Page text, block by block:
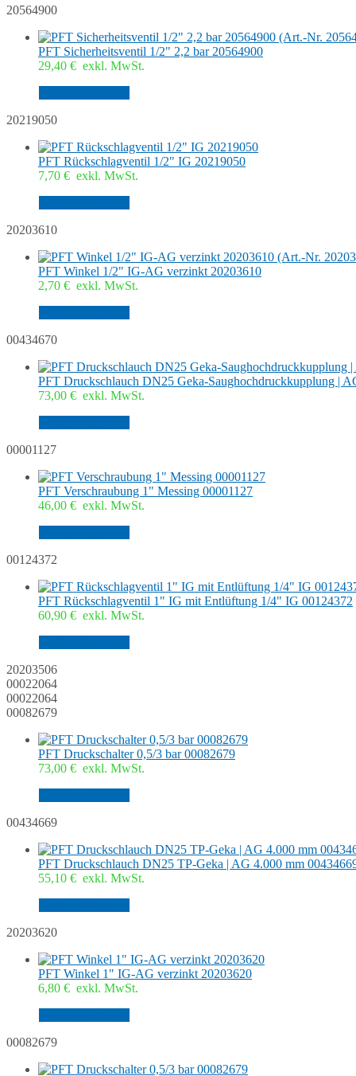
20564900
PFT Sicherheitsventil 1/2" 2,2 bar 20564900
29,40 € exkl. MwSt.
20219050
PFT Rückschlagventil 1/2" IG 20219050
7,70 € exkl. MwSt.
20203610
PFT Winkel 1/2" IG-AG verzinkt 20203610
2,70 € exkl. MwSt.
00434670
PFT Druckschlauch DN25 Geka-Saughochdruckkupplung |
73,00 € exkl. MwSt.
00001127
PFT Verschraubung 1" Messing 00001127
46,00 € exkl. MwSt.
00124372
PFT Rückschlagventil 1" IG mit Entlüftung 1/4" IG 00124372
60,90 € exkl. MwSt.
20203506
00022064
00022064
00082679
PFT Druckschalter 0,5/3 bar 00082679
73,00 € exkl. MwSt.
00434669
PFT Druckschlauch DN25 TP-Geka | AG 4.000 mm
55,10 € exkl. MwSt.
20203620
PFT Winkel 1" IG-AG verzinkt 20203620
6,80 € exkl. MwSt.
00082679